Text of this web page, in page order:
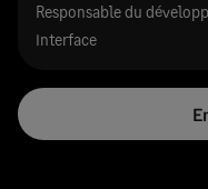
Responsable du
Interface